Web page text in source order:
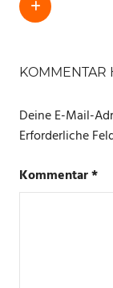
ECHO
NEWS
WALL
KOMMENTAR
Deine E-Mail-
Erforderliche
Kommentar*